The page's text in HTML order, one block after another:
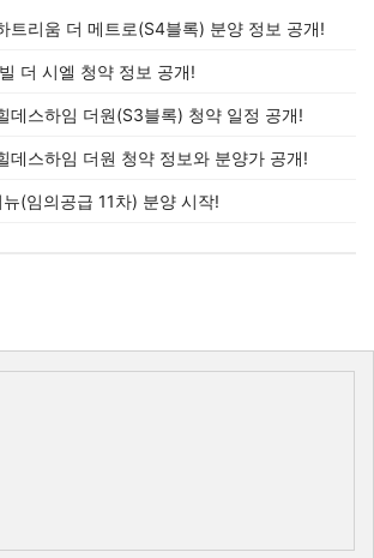
트리움 더 메트로(S4블록) 분양 정보 공개!
더 시엘 청약 정보 공개!
데스하임 더원(S3블록) 청약 일정 공개!
데스하임 더원 청약 정보와 분양가 공개!
(임의공급 11차) 분양 시작!